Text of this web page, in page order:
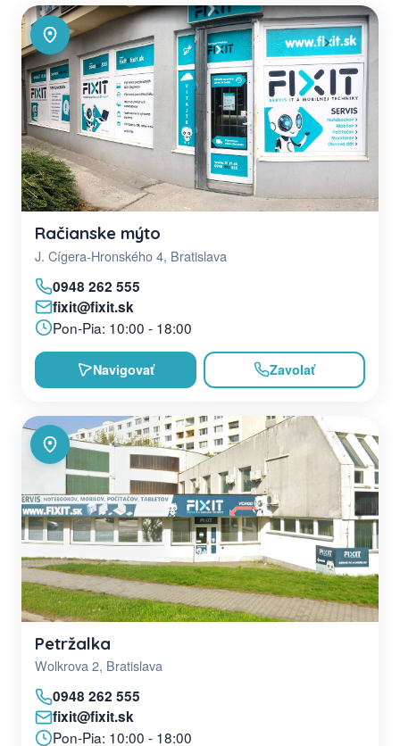
Račianske mýto
J. Cígera-Hronského 4, Bratislava
0948 262 555
fixit@fixit.sk
Pon-Pia: 10:00 - 18:00
Navigovať Zavolať
Petržalka
Wolkrova 2, Bratislava
0948 262 555
fixit@fixit.sk
Pon-Pia: 10:00 - 18:00